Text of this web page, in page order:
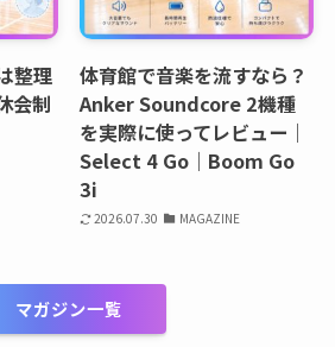
整理
会制
体育館で音楽を流すなら？
Anker Soundcore 2機種
を実際に使ってレビュー｜
Select 4 Go｜Boom Go
3i
2026.07.30 MAGAZINE
マガジン一覧